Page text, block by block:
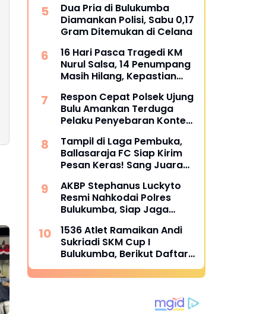
Dua Pria di Bulukumba
Diamankan Polisi, Sabu 0,17
Gram Ditemukan di Celana
16 Hari Pasca Tragedi KM
Nurul Salsa, 14 Penumpang
Masih Hilang, Kepastian
dipertanyakan
Respon Cepat Polsek Ujung
Bulu Amankan Terduga
Pelaku Penyebaran Konten
Tampil di Laga Pembuka,
Ballasaraja FC Siap Kirim
Pesan Keras! Sang Juara
Sempurna di Piala
Kemerdekaan Bulukumpa
2026
AKBP Stephanus Luckyto
Resmi Nahkodai Polres
Bulukumba, Siap Jaga
1536 Atlet Ramaikan Andi
Sukriadi SKM Cup I
Bulukumba, Berikut Daftar
Juara 1 hingga 64